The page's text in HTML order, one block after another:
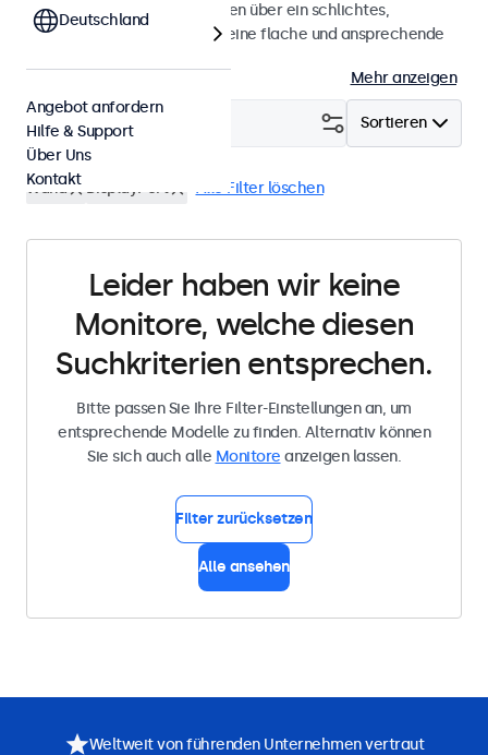
können. Die Monitore verfügen über ein schlichtes,
schlankes Gehäuse, das für eine flache und ansprechende
Mehr anzeigen
Sortieren
Filtern (0
Wand DisplayPort Alle Filter löschen
Leider haben wir keine
Monitore, welche diesen
Suchkriterien entsprechen.
Bitte passen Sie Ihre Filter-Einstellungen an, um
entsprechende Modelle zu finden. Alternativ können
Sie sich auch alle Monitore anzeigen lassen.
Filter zurücksetzen
Alle ansehen
Deutschland
Angebot anfordern
Hilfe & Support
Über Uns
Kontakt
Weltweit von führenden Unternehmen vertraut